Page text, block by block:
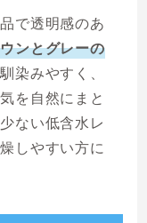
で透明感のあ
ンとグレーの
染みやすく、
を自然にまと
ない低含水レ
しやすい方に